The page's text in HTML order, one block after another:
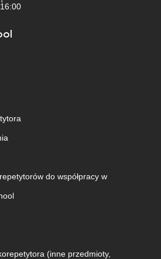
do współpracy w
(inne przedmioty,